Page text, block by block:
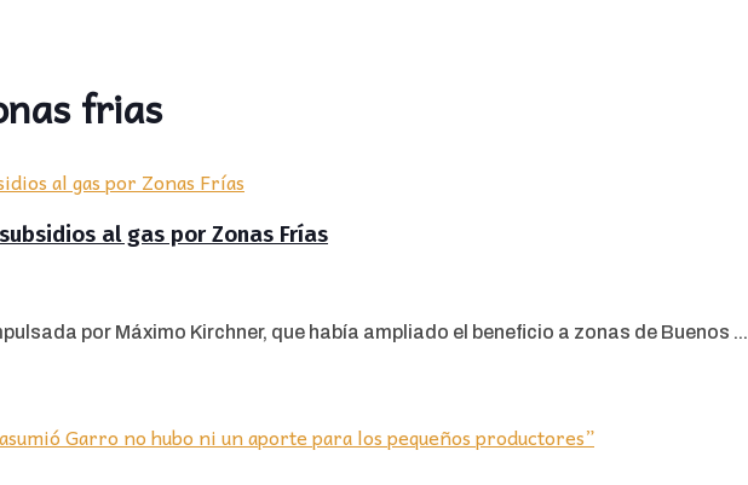
frias
al gas por Zonas Frías
por Máximo Kirchner, que había ampliado el beneficio a zonas de Buenos ...